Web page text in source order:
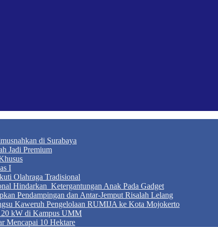
di Surabaya
Jadi Premium
I
Olahraga Tradisional
Hindarkan Ketergantungan Anak Pada Gadget
Pendampingan dan Antar-Jemput Risalah Lelang
Kaweruh Pengelolaan RUMIJA ke Kota Mojokerto
kW di Kampus UMM
Mencapai 10 Hektare